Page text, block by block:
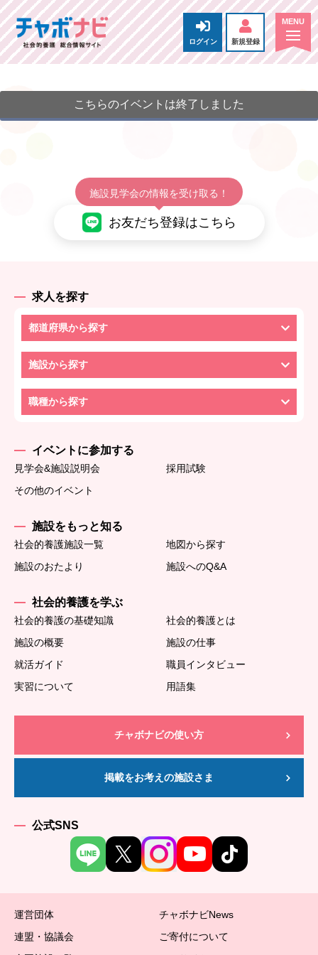
ログイン 新規登録
こちらのイベントは終了しました
施設見学会の情報を受け取る！
お友だち登録はこちら
求人を探す
都道府県から探す
施設から探す
職種から探す
イベントに参加する
見学会&施設説明会
採用試験
その他のイベント
施設をもっと知る
社会的養護施設一覧
地図から探す
施設のおたより
施設へのQ&A
社会的養護を学ぶ
社会的養護の基礎知識
社会的養護とは
施設の概要
施設の仕事
就活ガイド
職員インタビュー
実習について
用語集
チャボナビの使い方
掲載をお考えの施設さま
公式SNS
運営団体
チャボナビNews
連盟・協議会
ご寄付について